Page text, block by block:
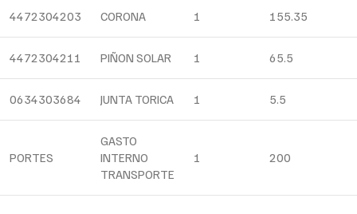
4472304203 CORONA 1 155.35
4472304211 PIÑON SOLAR 1 65.5
0634303684 JUNTA TORICA 1 5.5
PORTES
GASTO
INTERNO
TRANSPORTE
1 200